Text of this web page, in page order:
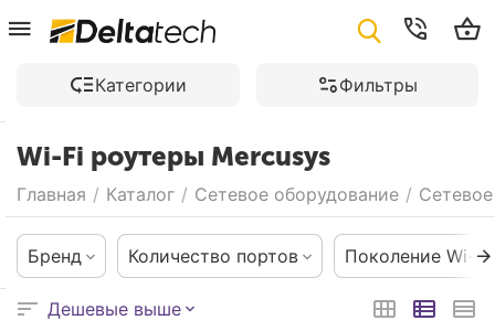
Категории Фильтры
Wi-Fi роутеры Mercusys
Главная / Каталог / Сетевое оборудование /
Бренд Количество портов Поколение Wi-Fi
Дешевые выше